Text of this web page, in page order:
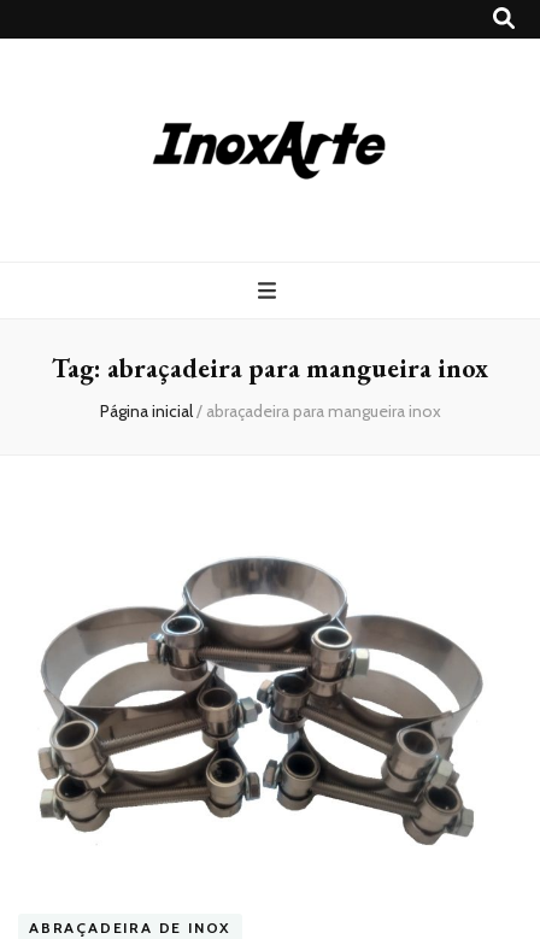
Tag: abraçadeira para mangueira inox
Página inicial/ abraçadeira para mangueira inox
ABRAÇADEIRA DE INOX